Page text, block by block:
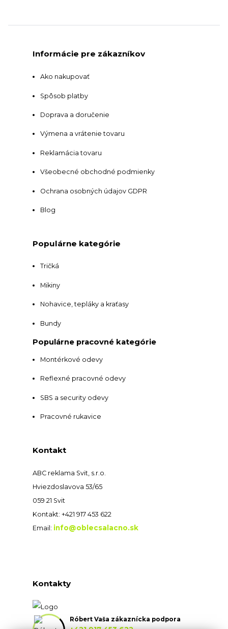
Informácie pre zákazníkov
Ako nakupovať
Spôsob platby
Doprava a doručenie
Výmena a vrátenie tovaru
Reklamácia tovaru
Všeobecné obchodné podmienky
Ochrana osobných údajov GDPR
Blog
Populárne kategórie
Tričká
Mikiny
Nohavice, tepláky a kraťasy
Bundy
Populárne pracovné kategórie
Montérkové odevy
Reflexné pracovné odevy
SBS a security odevy
Pracovné rukavice
Kontakt
ABC reklama Svit, s.r.o.
Hviezdoslavova 53/65
059 21 Svit
Kontakt: +421 917 453 622
Email: info@oblecsalacno.sk
Kontakty
Róbert Vaša zákaznícka podpora